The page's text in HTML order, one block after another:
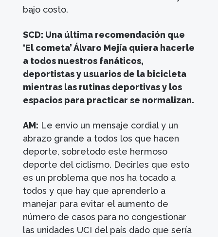
bajo costo.
SCD: Una última recomendación que
‘El cometa’ Álvaro Mejía quiera hacerle
a todos nuestros fanáticos,
deportistas y usuarios de la bicicleta
mientras las rutinas deportivas y los
espacios para practicar se normalizan.
AM: Le envío un mensaje cordial y un
abrazo grande a todos los que hacen
deporte, sobretodo este hermoso
deporte del ciclismo. Decirles que esto
es un problema que nos ha tocado a
todos y que hay que aprenderlo a
manejar para evitar el aumento de
número de casos para no congestionar
las unidades UCI del país dado que sería